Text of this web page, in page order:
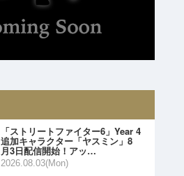
「ストリートファイター6」Year 4
追加キャラクター「ヤスミン」8
月3日配信開始！アッ…
2026.08.03(Mon)